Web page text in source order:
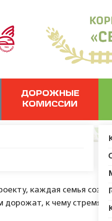
ДОРОЖНЫЕ
КОМИССИИ
каждая семья
дорожат, к чему